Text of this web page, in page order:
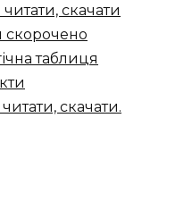
скачати
скорочено
таблиця
скачати.